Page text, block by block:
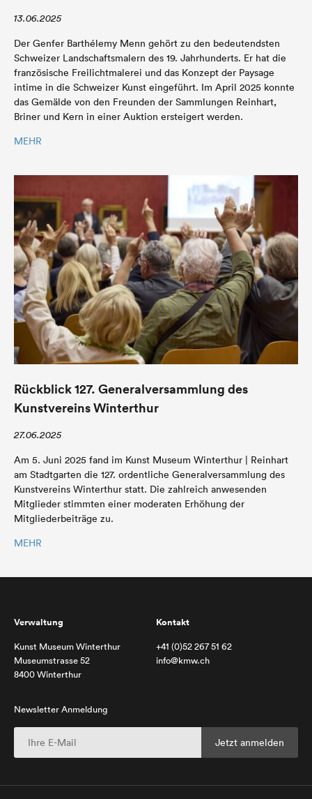
13.06.2025
Der Genfer Barthélemy Menn gehört zu den bedeutendsten
Schweizer Landschaftsmalern des 19. Jahrhunderts. Er hat die
französische Freilichtmalerei und das Konzept der Paysage
intime in die Schweizer Kunst eingeführt. Im April 2025 konnte
das Gemälde von den Freunden der Sammlungen Reinhart,
Briner und Kern in einer Auktion ersteigert werden.
MEHR
Rückblick 127. Generalversammlung des
Kunstvereins Winterthur
27.06.2025
Am 5. Juni 2025 fand im Kunst Museum Winterthur | Reinhart
am Stadtgarten die 127. ordentliche Generalversammlung des
Kunstvereins Winterthur statt. Die zahlreich anwesenden
Mitglieder stimmten einer moderaten Erhöhung der
Mitgliederbeiträge zu.
MEHR
Verwaltung
Kunst Museum Winterthur
Museumstrasse 52
8400 Winterthur
Kontakt
+41 (0)52 267 51 62
info@kmw.ch
Newsletter Anmeldung